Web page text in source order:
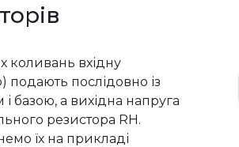
коливань вхідну
подають послідовно із
базою, а вихідна напруга
резистора RН.
їх на прикладі